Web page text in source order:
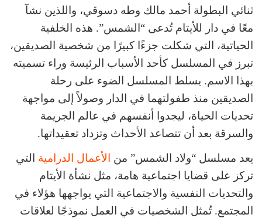
ثنائي البطولة أحمد مالك وطه دسوقي، واللذين نشآ
معًا في دار للأيتام تُدعى “الشمس”. هذه الخلفية
الحياتية، التي شكلت جزءًا كبيرًا من شخصية الصديقين،
تبرز في المسلسل كأحد الأسباب الرئيسة وراء تسميته
بهذا الاسم. يسلط المسلسل الضوء على رحلة
الصديقين منذ طفولتهما في الدار وصولاً إلى مواجهة
تحديات الحياة، ليجدوا أنفسهم في عالم الجريمة
والسرقة بعد أن تتصاعد الأحداث وتزداد تعقيداتها.
يعد مسلسل “ولاد الشمس” من
الأعمال الدرامية التي
تركز على قضايا اجتماعية هامة، مثل نشأة الأيتام
والتحديات النفسية والاجتماعية التي يواجهها هؤلاء في
المجتمع. تُمثل الشخصيات في العمل نموذجًا لعلاقات